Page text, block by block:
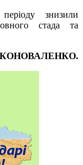
знизили
стада та
КОНОВАЛЕНКО.